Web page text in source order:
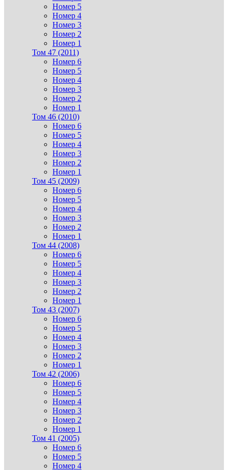
Номер 5
Номер 4
Номер 3
Номер 2
Номер 1
Том 47 (2011)
Номер 6
Номер 5
Номер 4
Номер 3
Номер 2
Номер 1
Том 46 (2010)
Номер 6
Номер 5
Номер 4
Номер 3
Номер 2
Номер 1
Том 45 (2009)
Номер 6
Номер 5
Номер 4
Номер 3
Номер 2
Номер 1
Том 44 (2008)
Номер 6
Номер 5
Номер 4
Номер 3
Номер 2
Номер 1
Том 43 (2007)
Номер 6
Номер 5
Номер 4
Номер 3
Номер 2
Номер 1
Том 42 (2006)
Номер 6
Номер 5
Номер 4
Номер 3
Номер 2
Номер 1
Том 41 (2005)
Номер 6
Номер 5
Номер 4